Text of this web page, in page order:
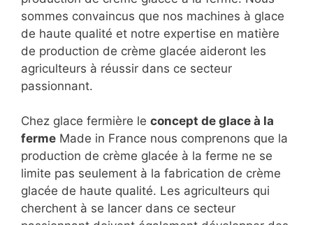
sommes convaincus que nos machines à glace
de haute qualité et notre expertise en matière
de production de crème glacée aideront les
agriculteurs à réussir dans ce secteur
passionnant.
Chez glace fermière le concept de glace à la
ferme Made in France nous comprenons que la
production de crème glacée à la ferme ne se
limite pas seulement à la fabrication de crème
glacée de haute qualité. Les agriculteurs qui
cherchent à se lancer dans ce secteur